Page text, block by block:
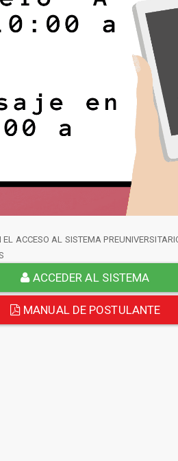
ACCESO AL SISTEMA
ACCEDER AL SISTEMA
MANUAL DE POSTULANTE